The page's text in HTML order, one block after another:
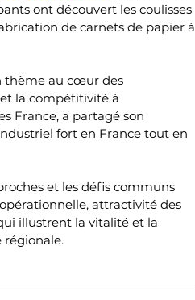
ont découvert les coulisses
de carnets de papier à
thème au cœur des
la compétitivité à
France, a partagé son
fort en France tout en
et les défis communs
attractivité des
illustrent la vitalité et la
régionale.